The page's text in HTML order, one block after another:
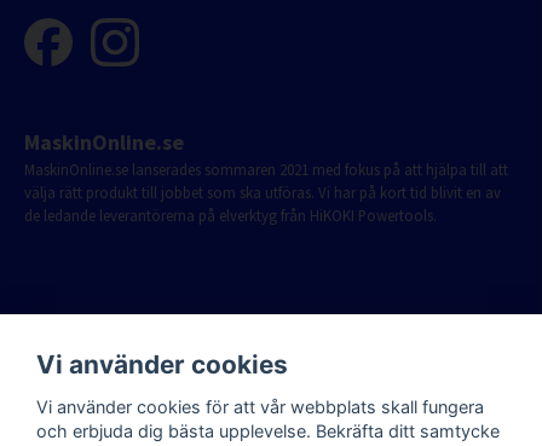
MaskinOnline.se
MaskinOnline.se lanserades sommaren 2021 med fokus på att hjälpa till att
välja rätt produkt till jobbet som ska utföras. Vi har på kort tid blivit en av
de ledande leverantörerna på elverktyg från HiKOKI Powertools.
Vi använder cookies
Vi använder cookies för att vår webbplats skall fungera
och erbjuda dig bästa upplevelse. Bekräfta ditt samtycke